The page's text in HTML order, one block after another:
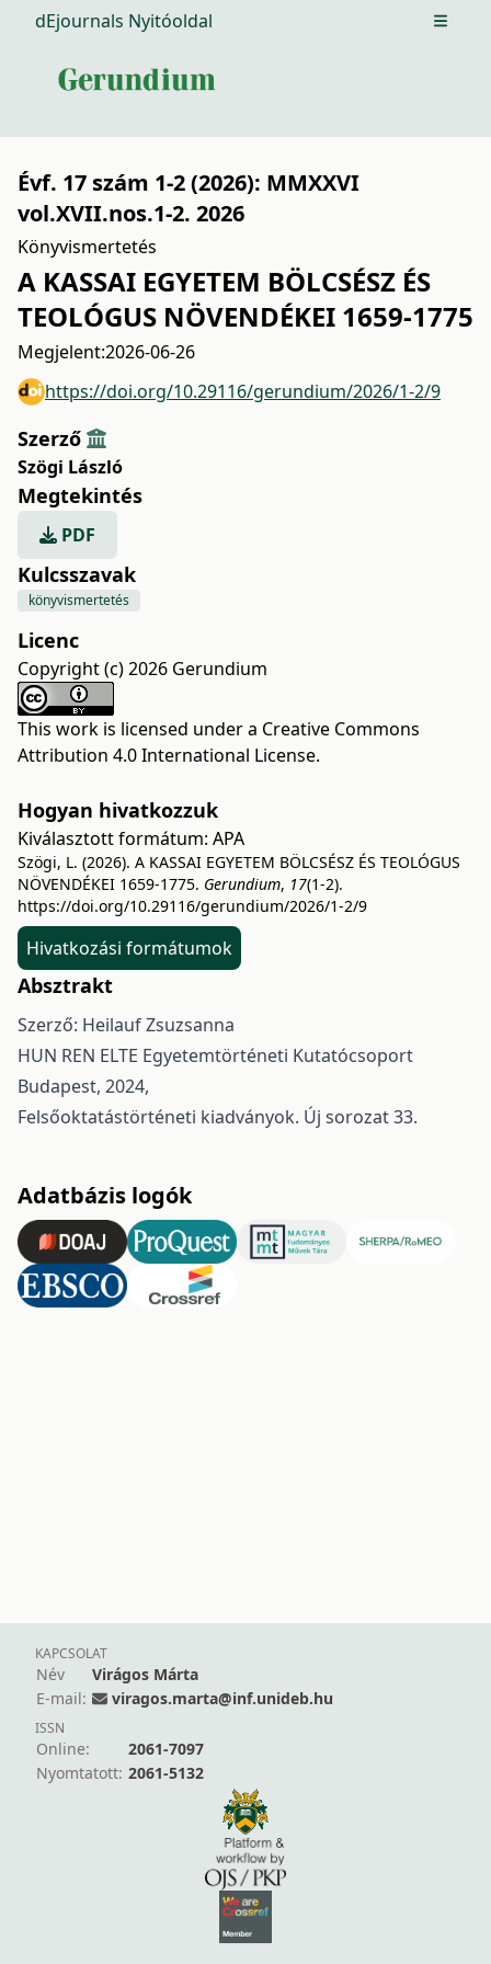
dEjournals Nyitóoldal Open
Évf. 17 szám 1-2 (2026): MMXXVI
vol.XVII.nos.1-2. 2026
Könyvismertetés
A KASSAI EGYETEM BÖLCSÉSZ ÉS
TEOLÓGUS NÖVENDÉKEI 1659-1775
Megjelent:2026-06-26
https://doi.org/10.29116/gerundium/2026/1-2/9
Szerző
Szögi László
Megtekintés
PDF
Kulcsszavak
könyvismertetés
Licenc
Copyright (c) 2026 Gerundium
This work is licensed under a Creative Commons
Attribution 4.0 International License.
Hogyan hivatkozzuk
Kiválasztott formátum: APA
Szögi, L. (2026). A KASSAI EGYETEM BÖLCSÉSZ ÉS TEOLÓGUS
NÖVENDÉKEI 1659-1775. Gerundium, 17(1-2).
https://doi.org/10.29116/gerundium/2026/1-2/9
Hivatkozási formátumok
Absztrakt
Szerző: Heilauf Zsuzsanna
HUN REN ELTE Egyetemtörténeti Kutatócsoport
Budapest, 2024,
Felsőoktatástörténeti kiadványok. Új sorozat 33.
Adatbázis logók
KAPCSOLAT
Név
Virágos Márta
E-mail:
viragos.marta@inf.unideb.hu
ISSN
Online:
2061-7097
Nyomtatott: 2061-5132